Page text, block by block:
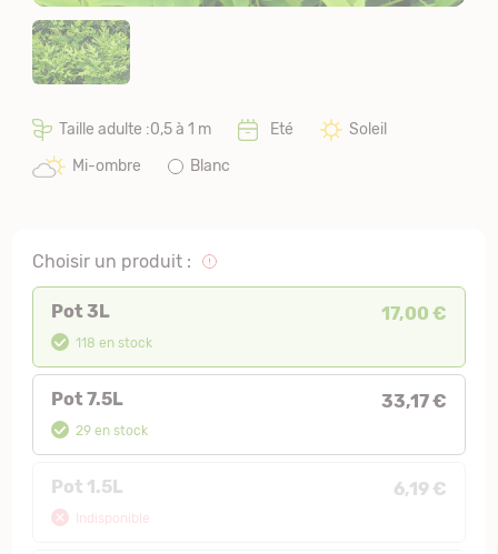
Taille adulte :0,5 à 1 m Eté
Soleil
Mi-ombre
Blanc
Choisir un produit :
Pot 3L 17,00 €
118 en stock
Pot 7.5L 33,17 €
29 en stock
Pot 1.5L 6,19 €
Indisponible